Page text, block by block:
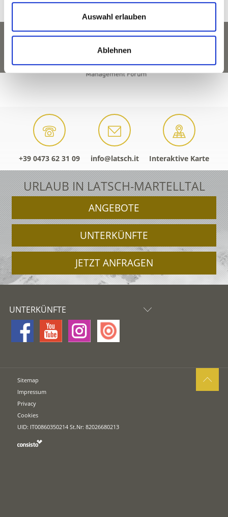
Auswahl erlauben
Ablehnen
+39 0473 62 31 09 info@latsch.it Interaktive Karte
URLAUB IN LATSCH-MARTELLTAL
ANGEBOTE
UNTERKÜNFTE
JETZT ANFRAGEN
UNTERKÜNFTE
Sitemap
Impressum
Privacy
Cookies
UID: IT00860350214 St.Nr: 82026680213